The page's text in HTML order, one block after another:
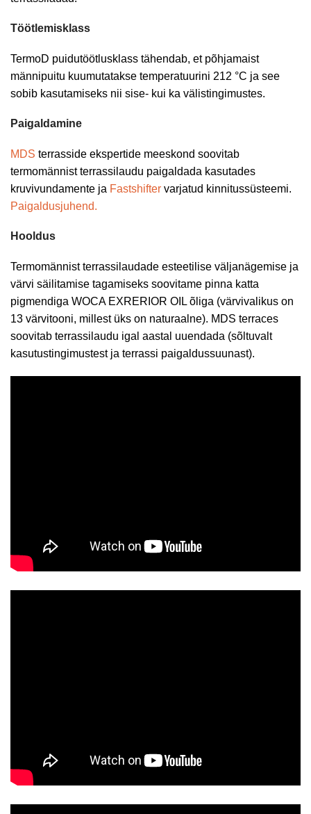
Töötlemisklass
TermoD puidutöötlusklass tähendab, et põhjamaist
männipuitu kuumutatakse temperatuurini 212 °C ja see
sobib kasutamiseks nii sise- kui ka välistingimustes.
Paigaldamine
MDS terrasside ekspertide meeskond soovitab
termomännist terrassilaudu paigaldada kasutades
kruvivundamente ja Fastshifter varjatud kinnitussüsteemi.
Paigaldusjuhend.
Hooldus
Termomännist terrassilaudade esteetilise väljanägemise ja
värvi säilitamise tagamiseks soovitame pinna katta
pigmendiga WOCA EXRERIOR OIL õliga (värvivalikus on
13 värvitooni, millest üks on naturaalne). MDS terraces
soovitab terrassilaudu igal aastal uuendada (sõltuvalt
kasutustingimustest ja terrassi paigaldussuunast).